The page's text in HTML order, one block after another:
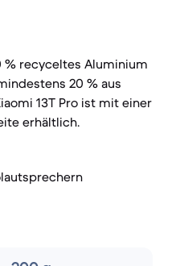
% recyceltes Aluminium
20 % aus
13T Pro ist mit einer
erhältlich.